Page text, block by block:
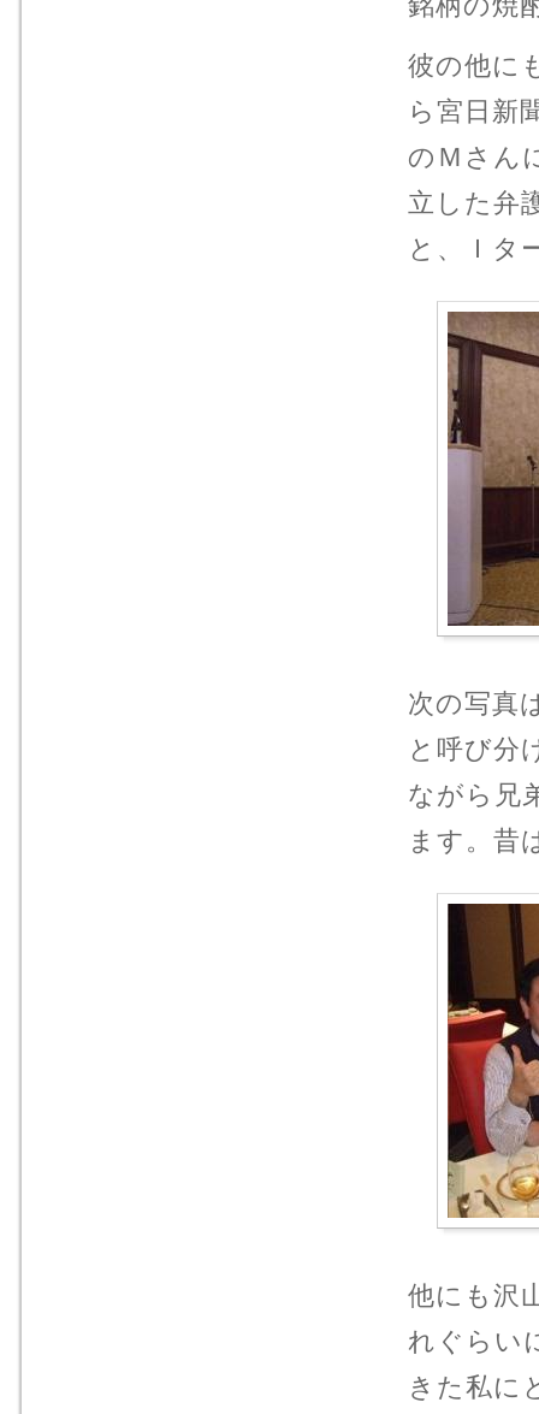
彼の他に
ら宮日新
のＭさん
立した弁
と、Ｉタ
次の写真
と呼び分
ながら兄
ます。昔
他にも沢
れぐらい
きた私に